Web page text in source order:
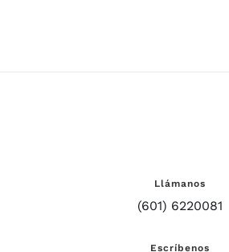
Llámanos
(601) 6220081
Escríbenos